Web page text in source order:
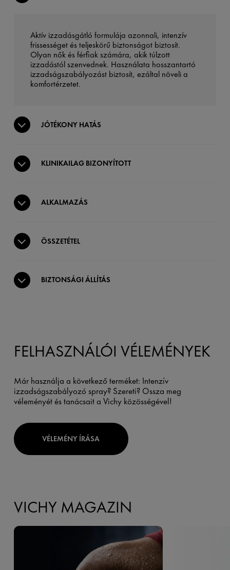
Aktív izzadásgátló formulája azonnali, intenzív
frissességet és teljeskörű biztonságot biztosít.
Olyan nők és férfiak számára, akik túlzott
izzadástól szenvednek. Használata hosszantartó
izzadságszabályozást biztosít, ezáltal növeli a
komfortérzetet.
JÓTÉKONY HATÁS
KLINIKAILAG BIZONYÍTOTT
ALKALMAZÁS
ÖSSZETÉTEL
BIZTONSÁGI ÁLLÍTÁS
FELHASZNÁLÓI VÉLEMÉNYEK
Már használja a következő terméket: Intenzív
izzadságszabályozó spray? Szereti? Ossza meg
véleményét és tanácsait a Vichy közösségével!
VÉLEMÉNY ÍRÁSA
VICHY MAGAZIN